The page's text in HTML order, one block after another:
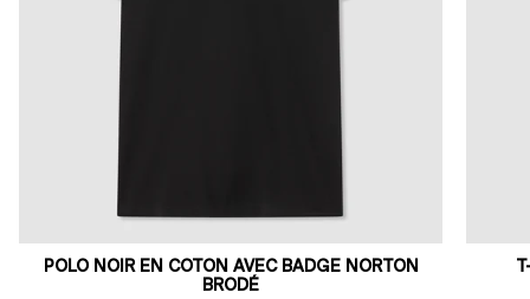
POLO NOIR EN COTON AVEC BADGE NORTON
BRODÉ